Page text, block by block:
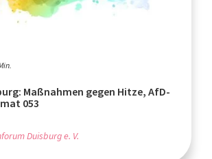
Maßnahmen gegen Hitze, AfD-
053
Duisburg e. V.